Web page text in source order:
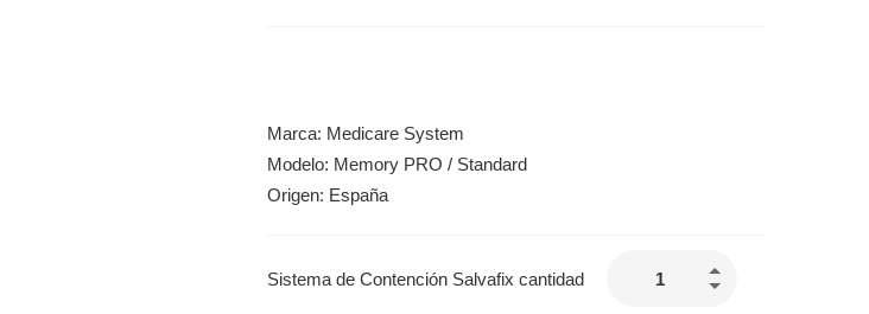
Marca: Medicare System
Modelo: Memory PRO / Standard
Origen: España
Sistema de Contención Salvafix cantidad